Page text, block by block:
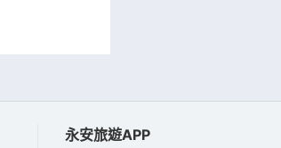
永安旅遊APP